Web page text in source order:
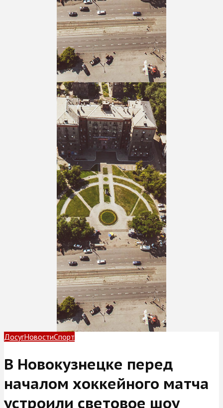
ДосугНовостиСпорт
В Новокузнецке перед
началом хоккейного матча
устроили световое шоу